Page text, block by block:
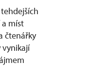
míst
čtenářky
vynikají